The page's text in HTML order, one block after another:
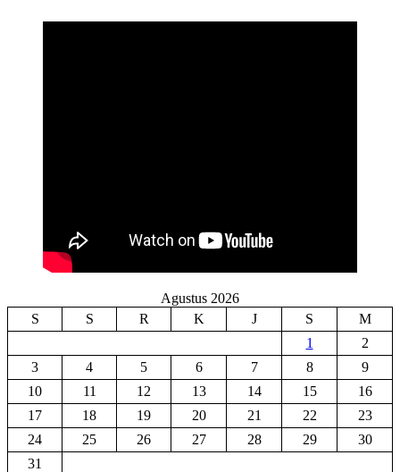
Agustus 2026
S
S R K J S
M
1
2
3
4 5 6 7 8
9
10
11 12 13 14 15
16
17
18 19 20 21 22
23
24
25 26 27 28 29
30
31